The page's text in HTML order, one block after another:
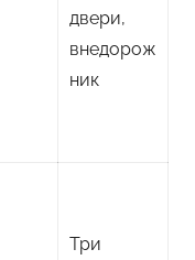
двери,
внедорож
ник
Три